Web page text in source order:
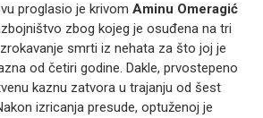
proglasio je krivom Aminu Omeragić
zbog kojeg je osuđena na tri
smrti iz nehata za što joj je
od četiri godine. Dakle, prvostepeno
kaznu zatvora u trajanju od šest
izricanja presude, optuženoj je